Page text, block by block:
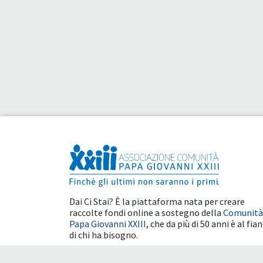
Dai Ci Stai? È la piattaforma nata per creare
raccolte fondi online a sostegno della Comunità
Papa Giovanni XXIII, che da più di 50 anni è al
di chi ha bisogno.